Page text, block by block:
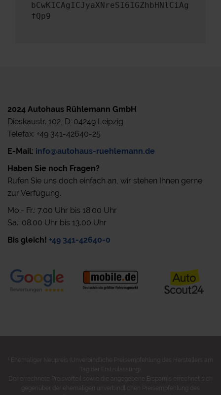
bCwKICAgICJyaXNreSI6IGZhbHNlCiAg
fQp9
2024 Autohaus Rühlemann GmbH
Dieskaustr. 102, D-04249 Leipzig
Telefax: +49 341-42640-25
E-Mail: info@autohaus-ruehlemann.de
Haben Sie noch Fragen?
Rufen Sie uns doch einfach an, wir stehen Ihnen gerne
zur Verfügung.
Mo.- Fr.: 7.00 Uhr bis 18.00 Uhr
Sa.: 08.00 Uhr bis 13.00 Uhr
Bis gleich! +49 341-42640-0
Ehemaliger Neupreis (Unverbindliche Preisempfehlung des Herstellers am
Tag der Erstzulassung).
Der errechnete Preisvorteil sowie die angegebene Ersparnis errechnet sich
gegenüber der ehemaligen unverbindlichen Preisempfehlung des